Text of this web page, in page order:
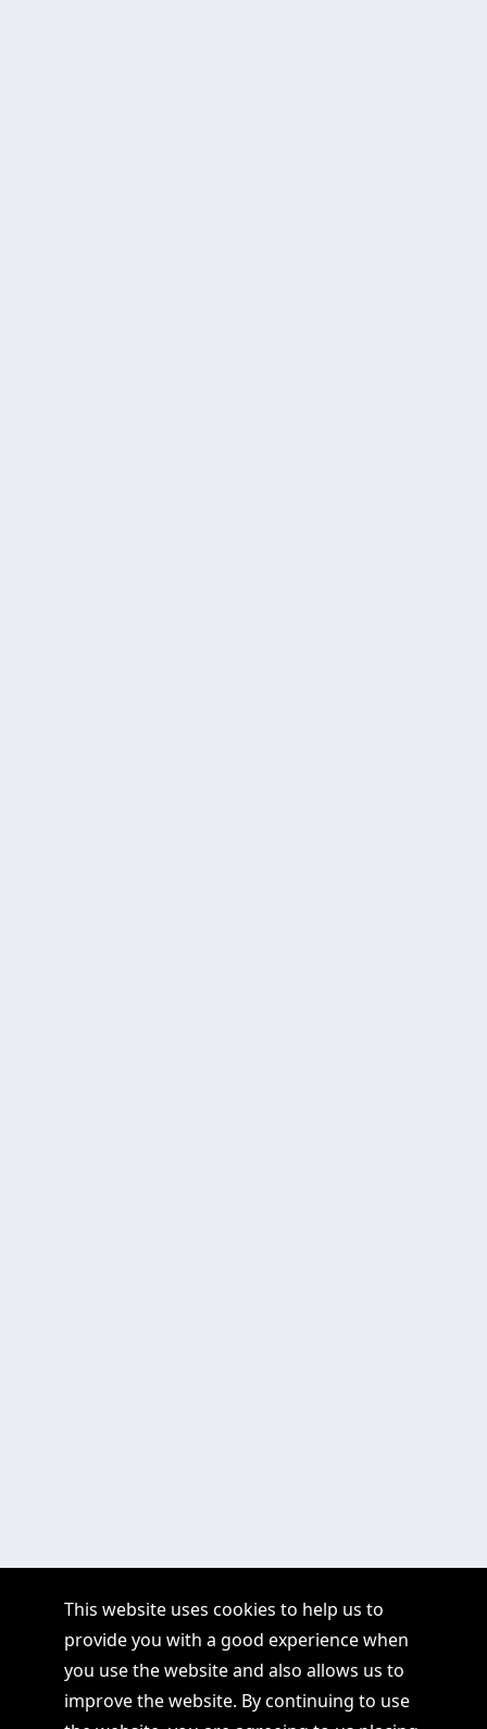
This website uses cookies to help us to
provide you with a good experience when
you use the website and also allows us to
improve the website. By continuing to use